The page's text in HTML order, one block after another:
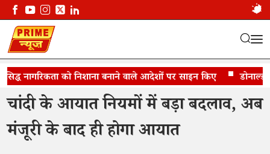
नागरिकता को निशाना बनाने वाले आदेशों पर साइन किए डोनाल्ड
चांदी आयात नियमों में बड़ा बदलाव
चांदी के आयात नियमों में बड़ा बदलाव, अब
मंजूरी के बाद ही होगा आयात